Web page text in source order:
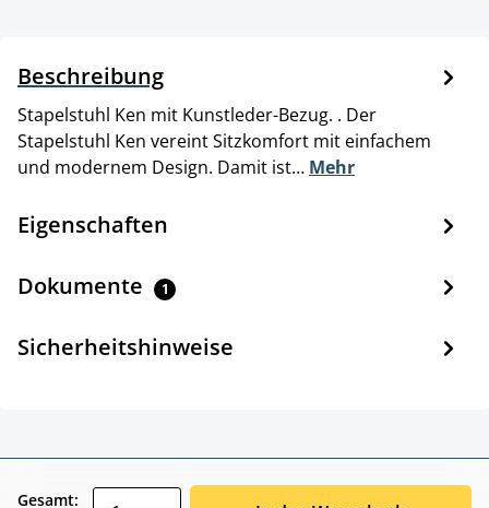
Beschreibung
Stapelstuhl Ken mit Kunstleder-Bezug. . Der
Stapelstuhl Ken vereint Sitzkomfort mit einfachem
und modernem Design. Damit ist… Mehr
Eigenschaften
Dokumente 1
Sicherheitshinweise
Gesamt: